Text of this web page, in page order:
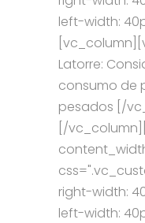
left-width:
Latorre:
consumo de
pesados [/
[/
right-width:
left-width: